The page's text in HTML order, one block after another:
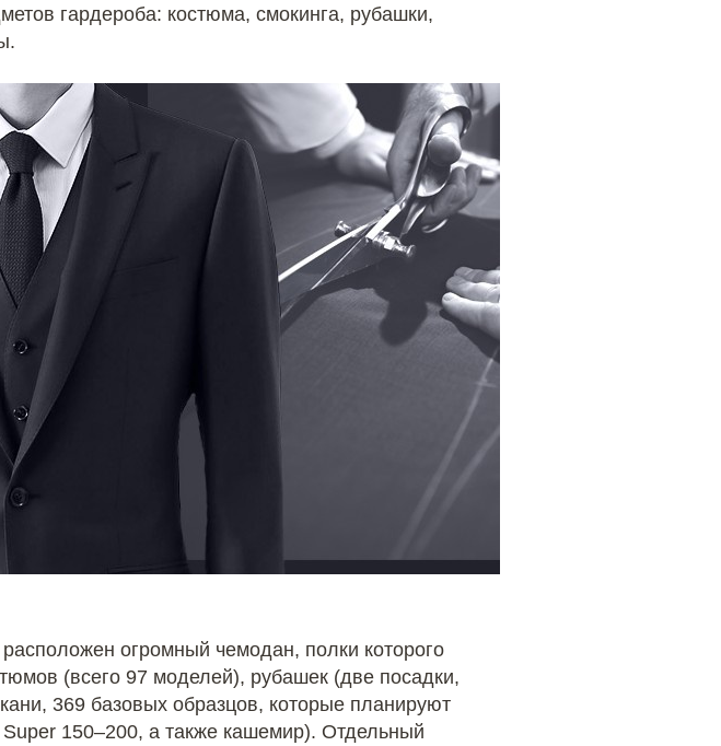
гардероба: костюма, смокинга, рубашки,
огромный чемодан, полки которого
(всего 97 моделей), рубашек (две посадки,
369 базовых образцов, которые планируют
150–200, а также кашемир). Отдельный